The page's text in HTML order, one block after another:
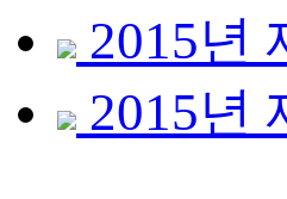
2015년
2015년